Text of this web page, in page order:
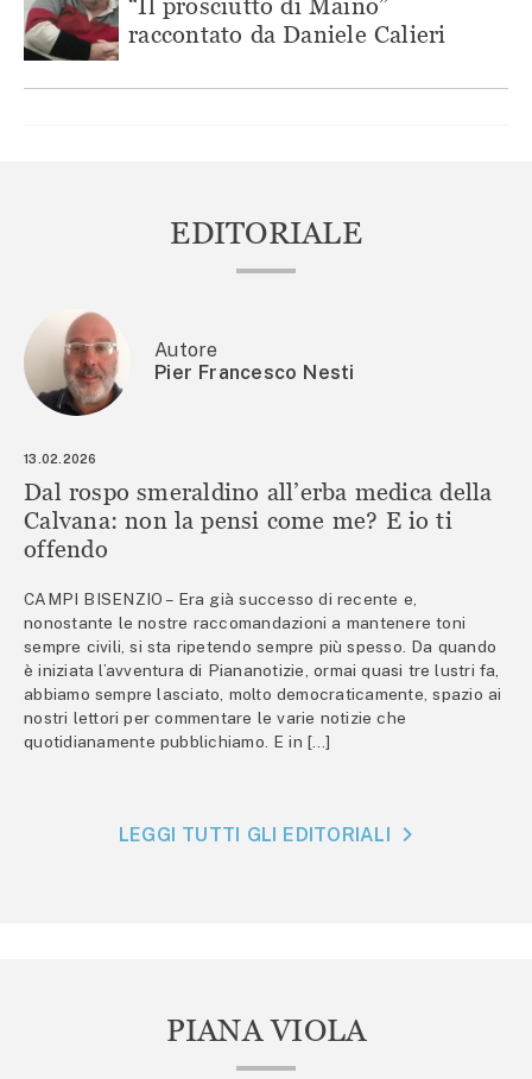
raccontato da Daniele Calieri
EDITORIALE
Autore
Pier Francesco Nesti
13.02.2026
Dal rospo smeraldino all’erba medica della
Calvana: non la pensi come me? E io ti
offendo
CAMPI BISENZIO – Era già successo di recente e,
nonostante le nostre raccomandazioni a mantenere toni
sempre civili, si sta ripetendo sempre più spesso. Da quando
è iniziata l’avventura di Piananotizie, ormai quasi tre lustri fa,
abbiamo sempre lasciato, molto democraticamente, spazio ai
nostri lettori per commentare le varie notizie che
quotidianamente pubblichiamo. E in […]
LEGGI TUTTI GLI EDITORIALI
PIANA VIOLA